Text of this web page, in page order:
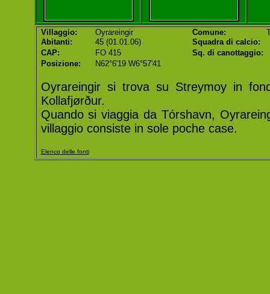
Villaggio: Oyrareingir Comune:
Abitanti:
45 (01.01.06)
Squadra di calcio:
CAP:
FO 415
Sq. di canottaggio:
Posizione:
N62°6'19 W6°57'41
Oyrareingir si trova su Streymoy in
Kollafjørður.
Quando si viaggia da Tórshavn,
villaggio consiste in sole poche case.
Elenco delle fonti